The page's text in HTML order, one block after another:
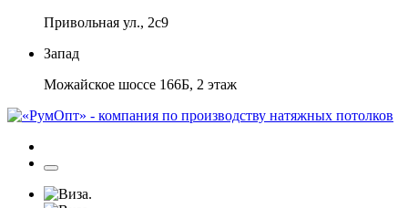
Привольная ул., 2с9
Запад
Можайское шоссе 166Б, 2 этаж